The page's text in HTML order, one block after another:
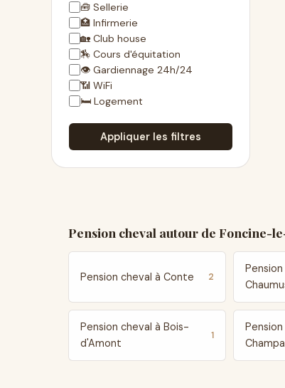
🧰 Sellerie
🏥 Infirmerie
🏡 Club house
🏇 Cours d'équitation
👁 Gardiennage 24h/24
📶 WiFi
🛏 Logement
Appliquer les filtres
Pension cheval autour de Foncine-
Pension cheval à Conte 2
Pension cheval à Bois-
d'Amont
1